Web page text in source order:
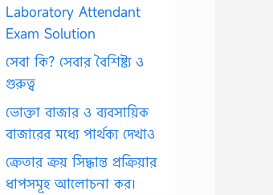
Laboratory Attendant
Exam Solution
সেবা কি? সেবার বৈশিষ্ট্য ও
গুরুত্ব
ভোক্তা বাজার ও ব্যবসায়িক
বাজারের মধ্যে পার্থক্য দেখাও
ক্রেতার ক্রয় সিদ্ধান্ত প্রক্রিয়ার
ধাপসমূহ আলোচনা কর।